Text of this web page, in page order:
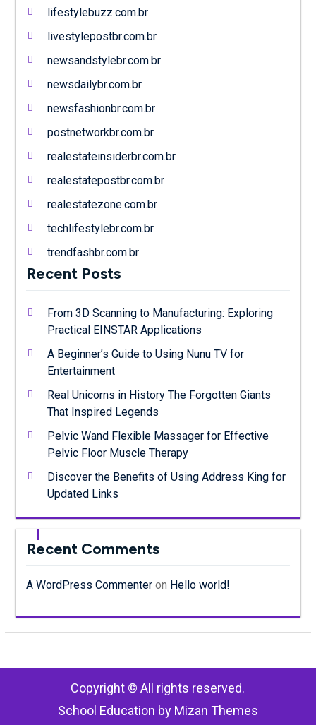
lifestylebuzz.com.br
livestylepostbr.com.br
newsandstylebr.com.br
newsdailybr.com.br
newsfashionbr.com.br
postnetworkbr.com.br
realestateinsiderbr.com.br
realestatepostbr.com.br
realestatezone.com.br
techlifestylebr.com.br
trendfashbr.com.br
Recent Posts
From 3D Scanning to Manufacturing: Exploring
Practical EINSTAR Applications
A Beginner’s Guide to Using Nunu TV for
Entertainment
Real Unicorns in History The Forgotten Giants
That Inspired Legends
Pelvic Wand Flexible Massager for Effective
Pelvic Floor Muscle Therapy
Discover the Benefits of Using Address King for
Updated Links
Recent Comments
A WordPress Commenteron Hello world!
Copyright © All rights reserved.
School Education by Mizan Themes